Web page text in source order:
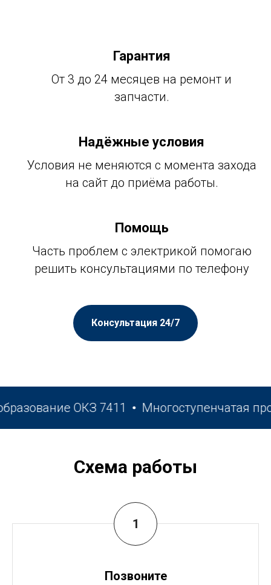
Гарантия
От 3 до 24 месяцев на ремонт и
запчасти.
Надёжные условия
Условия не меняются с момента захода
на сайт до приёма работы.
Помощь
Часть проблем с электрикой помогаю
решить консультациями по телефону
Консультация 24/7
ОКЗ 7411 Многоступенчатая
Схема работы
Позвоните